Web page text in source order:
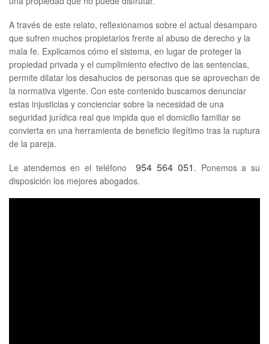
A través de este relato, reflexionamos sobre el actual desamparo
que sufren muchos propietarios frente al abuso de derecho y la
mala fe. Explicamos cómo el sistema, en lugar de proteger la
propiedad privada y el cumplimiento efectivo de las sentencias,
permite dilatar los desahucios de personas que se aprovechan de
la normativa vigente. Con este contenido buscamos denunciar
estas injusticias y concienciar sobre la necesidad de una
seguridad jurídica real que impida que el domicilio familiar se
convierta en una herramienta de beneficio ilegítimo tras la ruptura
de la pareja.
Le atendemos en el teléfono954 564 051 . Ponemos a su
disposición los mejores abogados.